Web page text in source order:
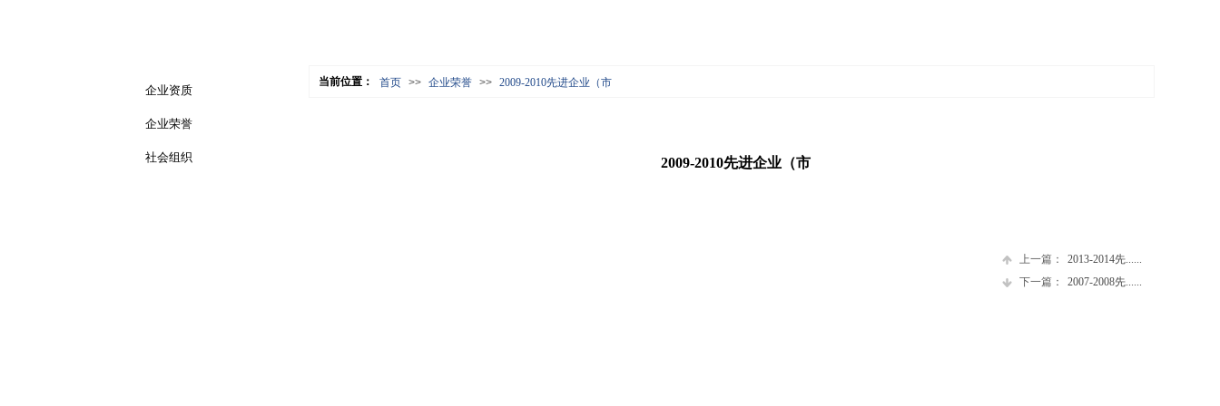
企业资质
企业荣誉
社会组织
当前位置： 首页 >> 企业荣誉 >> 2009-2010先进企业（市
2009-2010先进企业（市
上一篇：
2013-2014先......
下一篇：
2007-2008先......